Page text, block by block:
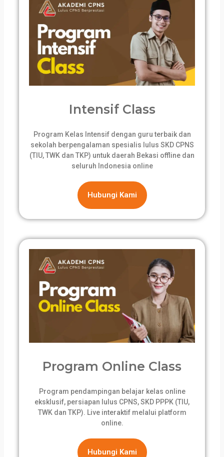
Intensif Class
Program Kelas Intensif dengan guru terbaik dan
sekolah berpengalaman spesialis lulus SKD CPNS
(TIU, TWK dan TKP) untuk daerah Bekasi offline dan
seluruh Indonesia online
Hubungi Kami
Program Online Class
Program pendampingan belajar kelas online
eksklusif, persiapan lulus CPNS, SKD PPPK (TIU,
TWK dan TKP). Live interaktif melalui platform
online.
Hubungi Kami